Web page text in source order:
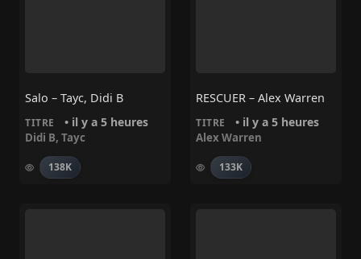
Salo – Tayc, Didi B
TITRE • il y a 5 heures
Didi B, Tayc
138K
RESCUER – Alex Warren
TITRE • il y a 5 heures
Alex Warren
133K